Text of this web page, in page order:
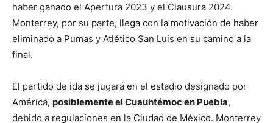
haber ganado el Apertura 2023 y el Clausura 2024.
Monterrey, por su parte, llega con la motivación de haber
eliminado a Pumas y Atlético San Luis en su camino a la
final.
El partido de ida se jugará en el estadio designado por
América, posiblemente el Cuauhtémoc en Puebla,
debido a regulaciones en la Ciudad de México. Monterrey